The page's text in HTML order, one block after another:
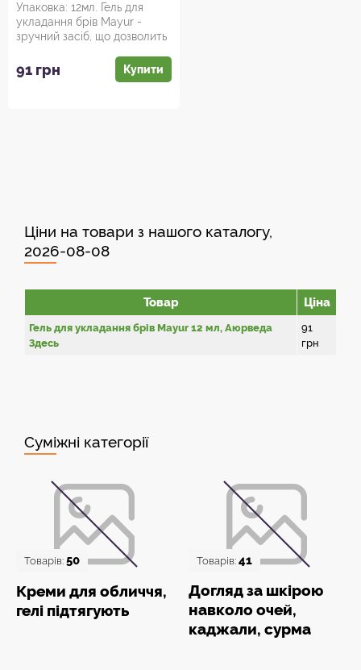
Упаковка: 12мл. Гель для
укладання брів Mayur -
зручний засіб, що дозволить
91 грн Купити
Ціни на товари з нашого каталогу,
2026-08-08
Товар Ціна
Гель для укладання брів Mayur 12 мл, Аюрведа
Здесь
91
грн
Суміжні категорії
Товарів: 50
Креми для обличчя,
гелі підтягують
Товарів: 41
Догляд за шкірою
навколо очей,
каджали, сурма